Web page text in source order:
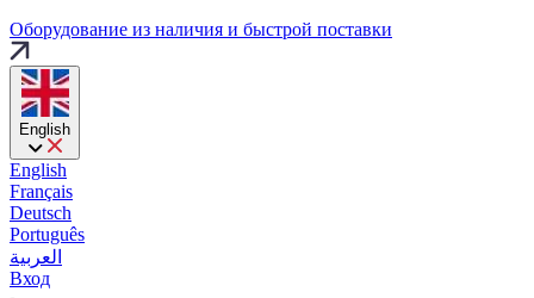
Оборудование из наличия и быстрой поставки
English
English
Français
Deutsch
Português
العربية
Вход